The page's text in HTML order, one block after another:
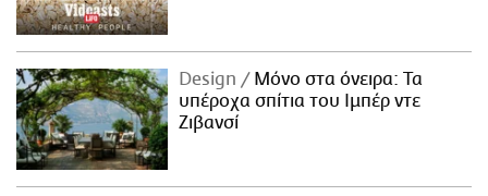
Design
Μόνο στα όνειρα: Τα
υπέροχα σπίτια του Ιμπέρ ντε
Ζιβανσί